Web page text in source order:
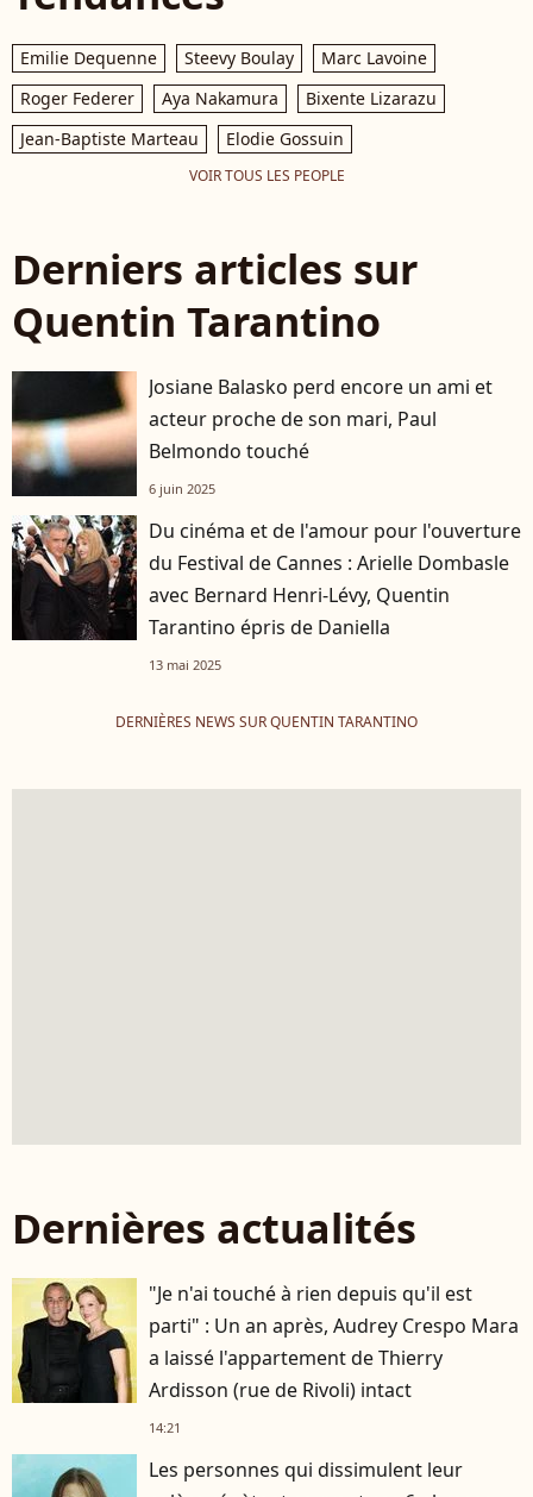
Emilie Dequenne Steevy Boulay
Marc Lavoine
Roger Federer
Aya Nakamura
Bixente Lizarazu
Jean-Baptiste Marteau
Elodie Gossuin
VOIR TOUS LES PEOPLE
Derniers articles sur
Quentin Tarantino
Josiane Balasko perd encore un ami et
acteur proche de son mari, Paul
Belmondo touché
6 juin 2025
Du cinéma et de l'amour pour l'ouverture
du Festival de Cannes : Arielle Dombasle
avec Bernard Henri-Lévy, Quentin
Tarantino épris de Daniella
13 mai 2025
DERNIÈRES NEWS SUR QUENTIN TARANTINO
Dernières actualités
"Je n'ai touché à rien depuis qu'il est
parti" : Un an après, Audrey Crespo Mara
a laissé l'appartement de Thierry
Ardisson (rue de Rivoli) intact
14:21
Les personnes qui dissimulent leur